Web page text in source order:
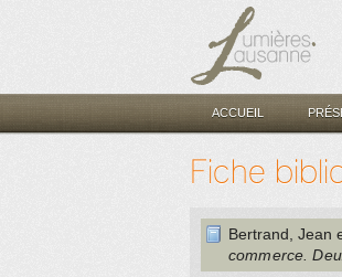
ACCUEIL
Fiche
Bertrand, Jean
commerce.